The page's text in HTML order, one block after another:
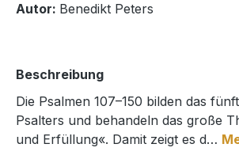
Autor: Benedikt Peters
Beschreibung
Die Psalmen 107–150 bilden das
Psalters und behandeln das große
und Erfüllung«. Damit zeigt es d…